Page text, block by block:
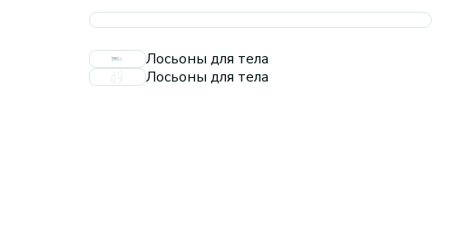
Лосьоны для тела
Лосьоны для тела